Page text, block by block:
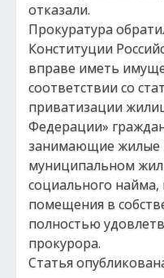
отказали.
Прокуратура
Конституции
вправе иметь
соответствии со
приватизации
Федерации»
занимающие жилые
муниципальном
социального найма,
помещения в
полностью
прокурора.
Статья